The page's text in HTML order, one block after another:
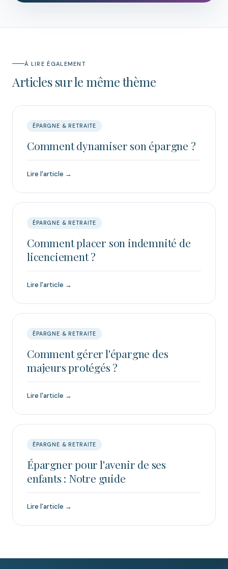
À LIRE ÉGALEMENT
Articles sur le même thème
ÉPARGNE & RETRAITE
Comment dynamiser son épargne ?
Lire l'article →
ÉPARGNE & RETRAITE
Comment placer son indemnité de
licenciement ?
Lire l'article →
ÉPARGNE & RETRAITE
Comment gérer l'épargne des
majeurs protégés ?
Lire l'article →
ÉPARGNE & RETRAITE
Épargner pour l'avenir de ses
enfants : Notre guide
Lire l'article →